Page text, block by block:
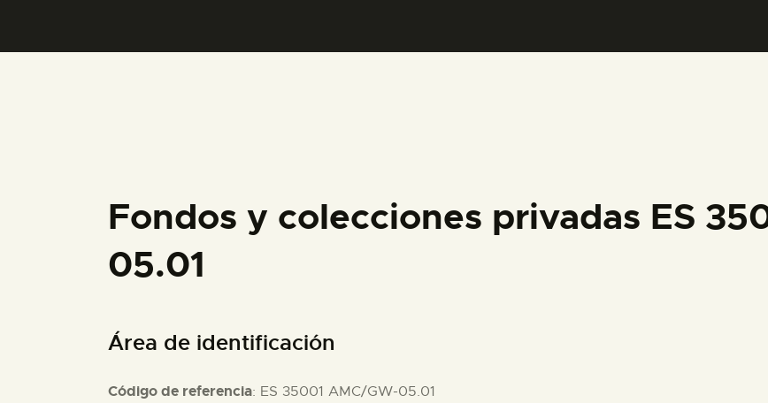
Fondos y colecciones privadas ES
05.01
Área de identificación
Código de referencia: ES 35001 AMC/GW-05.01